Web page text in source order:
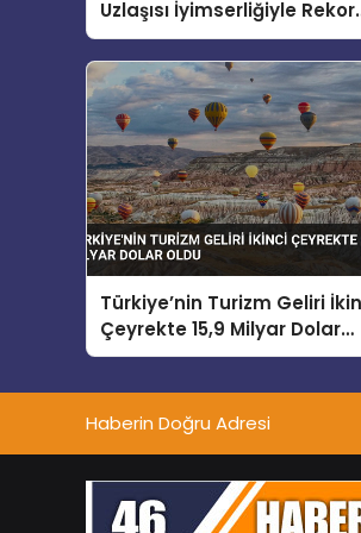
Uzlaşısı İyimserliğiyle Rekor
Kırdı
Türkiye’nin Turizm Geliri
Çeyrekte 15,9 Milyar Dolar
Oldu
Haberin Doğru Adresi